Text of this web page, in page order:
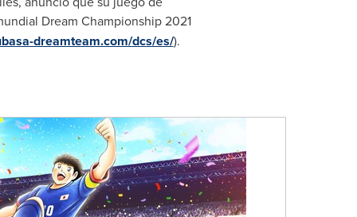
Dream Championship 2021
dreamteam.com/dcs/es/).